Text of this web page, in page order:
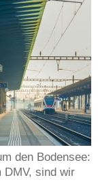
den Bodensee:
DMV, sind wir